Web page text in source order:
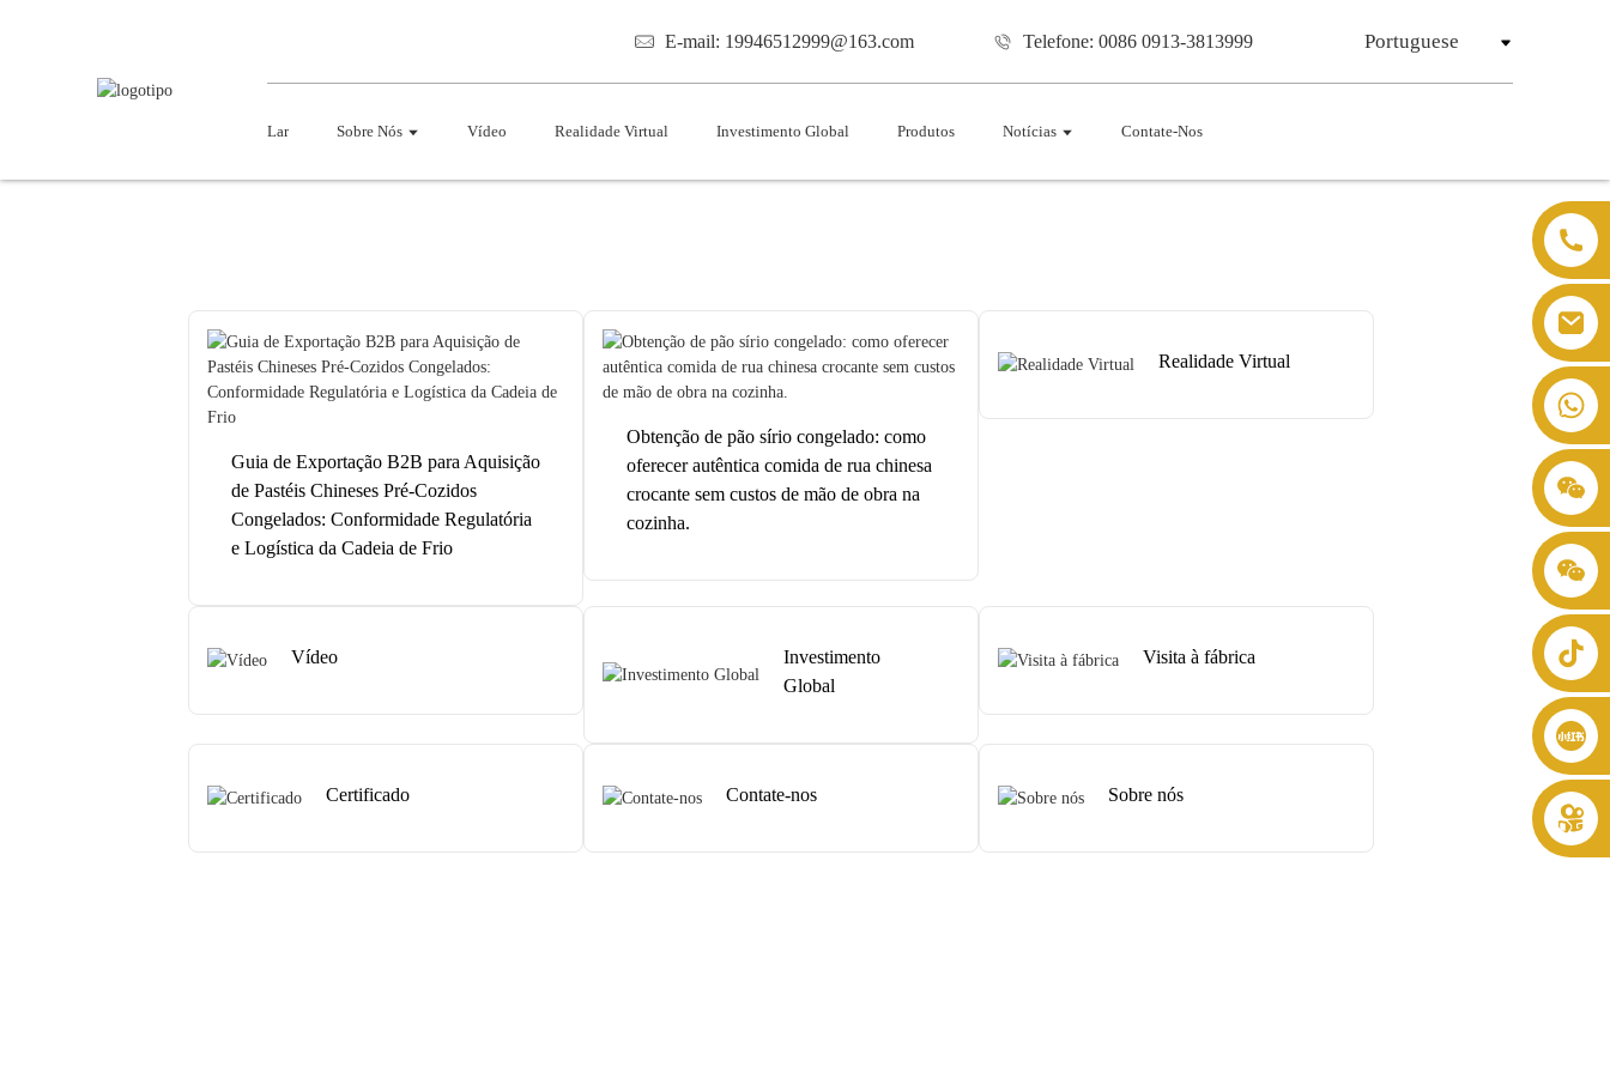
E-mail: 19946512999@163.com Telefone: 0086 0913-3813999 Portuguese
Lar Sobre Nós Vídeo Realidade Virtual Investimento Global Produtos Notícias Contate-Nos
Guia de Exportação B2B para Aquisição
de Pastéis Chineses Pré-Cozidos
Congelados: Conformidade Regulatória
e Logística da Cadeia de Frio
Obtenção de pão sírio congelado: como
oferecer autêntica comida de rua chinesa
crocante sem custos de mão de obra na
cozinha.
Realidade Virtual
Vídeo
Investimento
Global
Visita à fábrica
Certificado Contate-nos Sobre nós